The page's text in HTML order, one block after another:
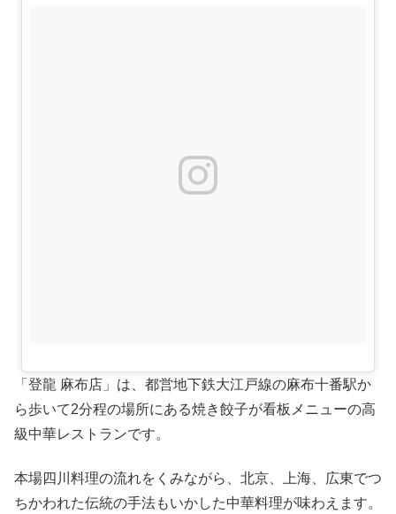
「登龍 麻布店」は、都営地下鉄大江戸線の麻布十番駅か
ら歩いて2分程の場所にある焼き餃子が看板メニューの高
級中華レストランです。
本場四川料理の流れをくみながら、北京、上海、広東でつ
ちかわれた伝統の手法もいかした中華料理が味わえます。